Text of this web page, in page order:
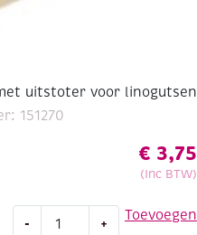
uitstoter voor linogutsen
151270
€ 3,75
(Inc BTW)
Toevoegen
- +